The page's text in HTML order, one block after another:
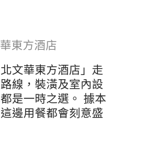
東方酒店
文華東方酒店」走
線，裝潢及室內設
是一時之選。 據本
邊用餐都會刻意盛